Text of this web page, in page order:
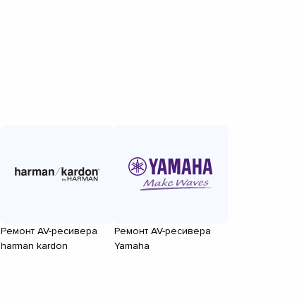
Ремонт AV-ресивера
harman kardon
Ремонт AV-ресивера
Yamaha